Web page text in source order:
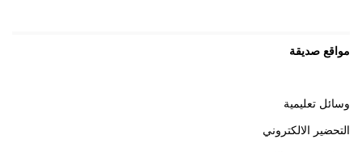
مواقع صديقة
وسائل تعليمية
التحضير الالكتروني